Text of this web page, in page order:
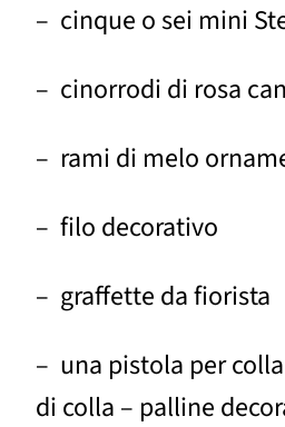
– cinque o sei mini
– cinorrodi di rosa
– rami di melo
– filo decorativo
– graffette da fiorista
– una pistola per
di colla – palline